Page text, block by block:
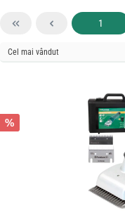
Pagina
1
%